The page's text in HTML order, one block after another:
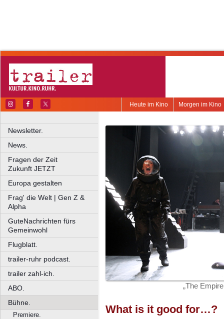
Morgen im Kino
Heute im Kino
Newsletter.
News.
Fragen der Zeit
Zukunft JETZT
Europa gestalten
Frag' die Welt | Gen Z &
Alpha
GuteNachrichten fürs
Gemeinwohl
Flugblatt.
trailer-ruhr podcast.
trailer zahl-ich.
ABO.
Bühne.
Premiere.
„The
What is it good for…?